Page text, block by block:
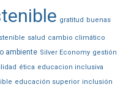
gratitud buenas
salud cambio climático
ambiente Silver Economy gestión
ética educacion inclusiva
educación superior inclusión